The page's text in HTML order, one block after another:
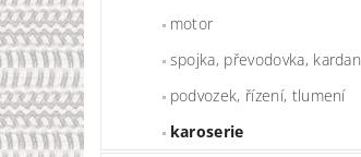
motor
spojka, převodovka, kardan
podvozek, řízení, tlumení
karoserie